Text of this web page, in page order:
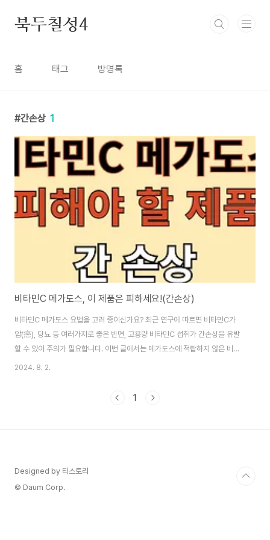
북두칠성4
홈 태그 방명록
간손상 1
비타민C 메가도스, 이 제품은 피하세요!(간손상)
비타민C 메가도스 요법을 고려 중이신가요? 최근 연구에 따르면 비타민C가
암(癌), 당뇨 등 여러가지로 좋은 반면, 고용량 비타민C 섭취가 간손상을 유발
할 수 있어 주의가 필요합니다. 이번 글에서는 메가도스에 적합하지 않은 비타
민C 제품들을 소개해 드립니다. 부제: 간손상 위험! 메가도스 비추천 비타민C
트코 비타민C4. 천연 비타민C5. 결론6. 도움 되는 글 0. 이 글의 요약 ◑ 리포
2024. 8. 2.
1
Designed by 티스토리
© Daum Corp.